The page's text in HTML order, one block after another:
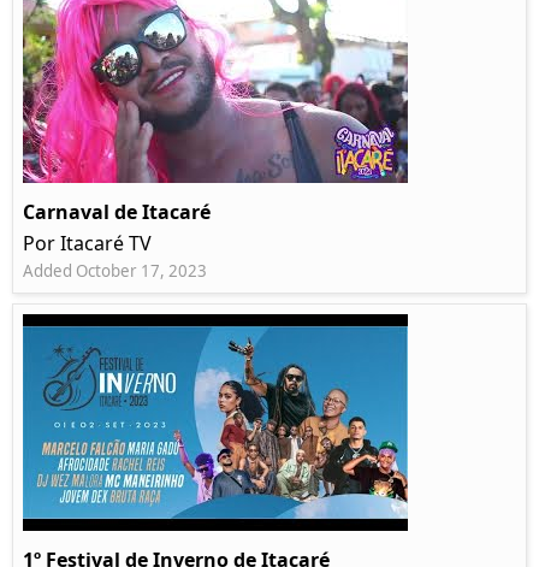
Carnaval de Itacaré
Por Itacaré TV
Added October 17, 2023
1º Festival de Inverno de Itacaré